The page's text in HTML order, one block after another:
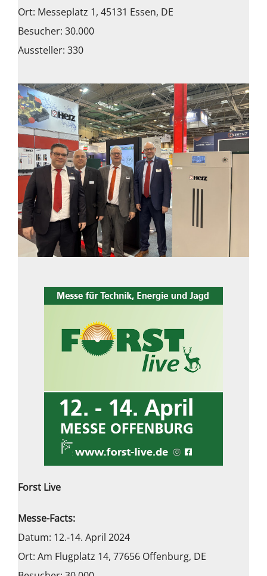
Ort: Messeplatz 1, 45131 Essen, DE
Besucher: 30.000
Aussteller: 330
Forst Live
Messe-Facts:
Datum: 12.-14. April 2024
Ort: Am Flugplatz 14, 77656 Offenburg, DE